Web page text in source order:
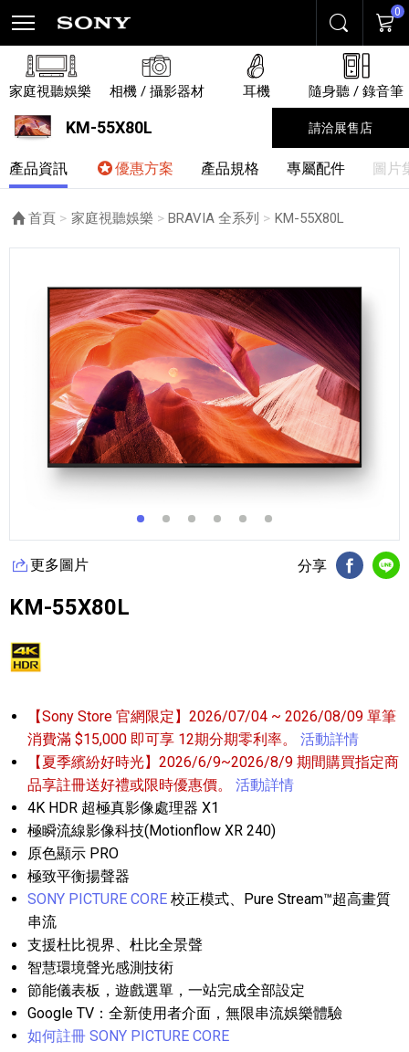
搜尋 購物
0
家庭視聽娛樂 相機 / 攝影器材 耳機 隨身聽 / 錄音筆
KM-55X80L 請洽展售店
產品資訊 優惠方案 產品規格 專屬配件 圖片
首頁 家庭視聽娛樂 BRAVIA 全系列 目前頁面：
KM-55X80L
更多圖片 分享
FB分享
KM-55X80L
【Sony Store 官網限定】2026/07/04 ~ 2026/08/09 單筆
消費滿 $15,000 即可享 12期分期零利率。
活動詳情
【夏季繽紛好時光】2026/6/9~2026/8/9 期間購買指定商
品享註冊送好禮或限時優惠價。
活動詳情
4K HDR 超極真影像處理器 X1
極瞬流線影像科技(Motionflow XR 240)
原色顯示 PRO
極致平衡揚聲器
SONY PICTURE CORE 校正模式、Pure Stream™超高畫質
串流
支援杜比視界、杜比全景聲
智慧環境聲光感測技術
節能儀表板，遊戲選單，一站完成全部設定
Google TV：全新使用者介面，無限串流娛樂體驗
如何註冊 SONY PICTURE CORE